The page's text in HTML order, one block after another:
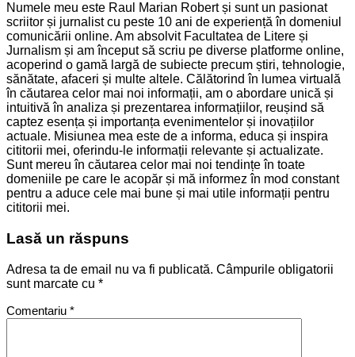
Numele meu este Raul Marian Robert și sunt un pasionat
scriitor și jurnalist cu peste 10 ani de experiență în domeniul
comunicării online. Am absolvit Facultatea de Litere și
Jurnalism și am început să scriu pe diverse platforme online,
acoperind o gamă largă de subiecte precum știri, tehnologie,
sănătate, afaceri și multe altele. Călătorind în lumea virtuală
în căutarea celor mai noi informații, am o abordare unică și
intuitivă în analiza și prezentarea informațiilor, reușind să
captez esența și importanța evenimentelor și inovațiilor
actuale. Misiunea mea este de a informa, educa și inspira
cititorii mei, oferindu-le informații relevante și actualizate.
Sunt mereu în căutarea celor mai noi tendințe în toate
domeniile pe care le acopăr și mă informez în mod constant
pentru a aduce cele mai bune și mai utile informații pentru
cititorii mei.
Lasă un răspuns
Adresa ta de email nu va fi publicată. Câmpurile obligatorii
sunt marcate cu *
Comentariu *